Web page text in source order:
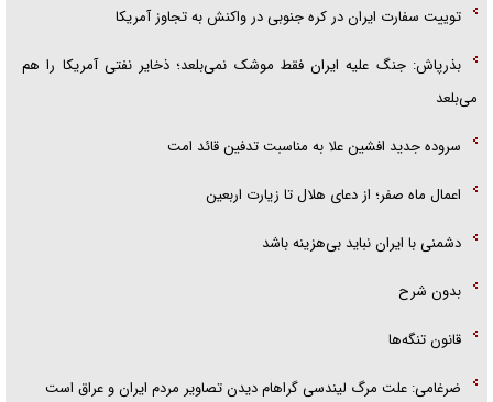
توییت سفارت ایران در کره جنوبی در واکنش به تجاوز آمریکا
بذرپاش: ‏جنگ علیه ایران فقط موشک نمی‌بلعد؛ ذخایر نفتی آمریکا را هم
می‌بلعد
سروده جدید افشین علا به مناسبت تدفین قائد امت
اعمال ماه صفر؛ از دعای هلال تا زیارت اربعین
دشمنی با ایران نباید بی‌هزینه باشد
بدون شرح
قانون تنگه‌ها
ضرغامی: علت مرگ لیندسی گراهام دیدن تصاویر مردم ایران و عراق است